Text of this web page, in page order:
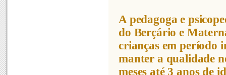
A pedagoga e
do Berçário e
crianças em período
manter a qualidade
meses até 3 anos de